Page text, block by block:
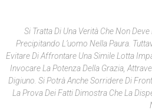
Si Tratta Di Una Verità Che Non
Precipitando L’uomo Nella Paura.
Evitare Di Affrontare Una Simile Lotta
Invocare La Potenza Della Grazia,
Digiuno. Si Potrà Anche Sorridere Di
La Prova Dei Fatti Dimostra Che La